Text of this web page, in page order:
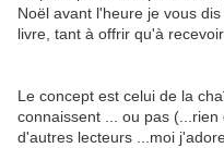
Noël avant l'heure je vous
livre, tant à offrir qu'à
Le concept est celui de la
connaissent ... ou pas
d'autres lecteurs ...moi